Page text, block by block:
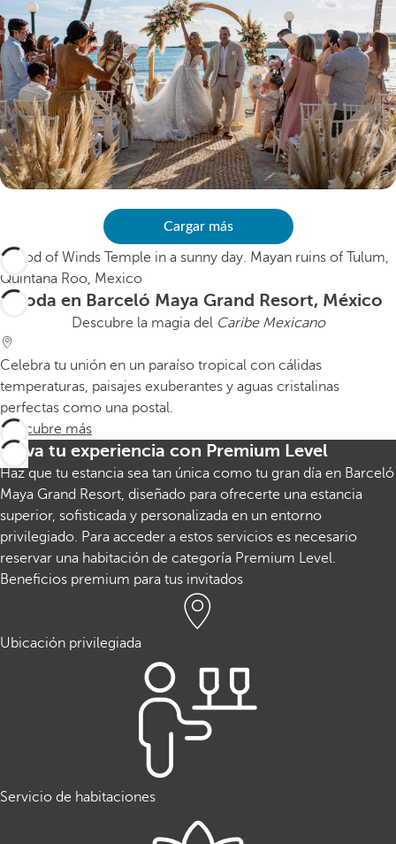
Cargar más
Boda en Barceló Maya Grand Resort, México
Descubre la magia del Caribe Mexicano
Celebra tu unión en un paraíso tropical con cálidas
temperaturas, paisajes exuberantes y aguas cristalinas
perfectas como una postal.
Descubre más
Eleva tu experiencia con Premium Level
Haz que tu estancia sea tan única como tu gran día en Barceló
Maya Grand Resort, diseñado para ofrecerte una estancia
superior, sofisticada y personalizada en un entorno
privilegiado. Para acceder a estos servicios es necesario
reservar una habitación de categoría Premium Level.
Beneficios premium para tus invitados
Ubicación privilegiada
Servicio de habitaciones